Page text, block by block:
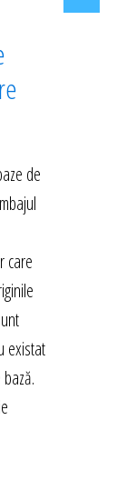
de
care
existat